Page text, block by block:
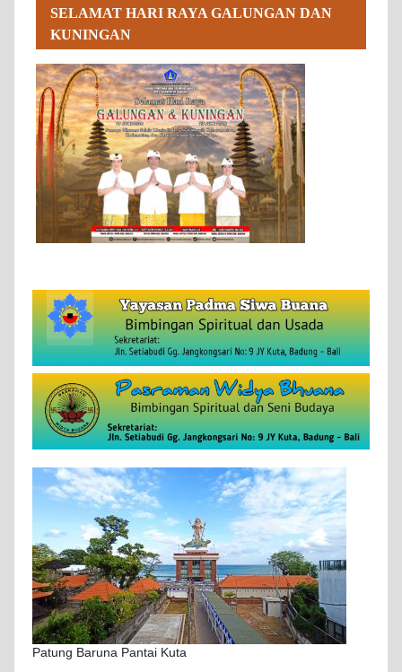
SELAMAT HARI RAYA GALUNGAN DAN
KUNINGAN
Patung Baruna Pantai Kuta